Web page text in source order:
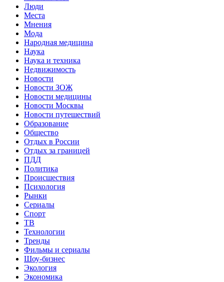
Люди
Места
Мнения
Мода
Народная медицина
Наука
Наука и техника
Недвижимость
Новости
Новости ЗОЖ
Новости медицины
Новости Москвы
Новости путешествий
Образование
Общество
Отдых в России
Отдых за границей
ПДД
Политика
Происшествия
Психология
Рынки
Сериалы
Спорт
ТВ
Технологии
Тренды
Фильмы и сериалы
Шоу-бизнес
Экология
Экономика